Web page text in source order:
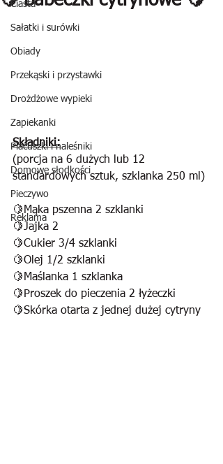
Ciasta
Sałatki i surówki
Obiady
Przekąski i przystawki
Drożdżowe wypieki
Zapiekanki
Placuszki i naleśniki
Domowe słodkości
Pieczywo
Reklama
Składniki:
(porcja na 6 dużych lub 12
standardowych sztuk, szklanka 250 ml)
🍋Mąka pszenna 2 szklanki
🍋Jajka 2
🍋Cukier 3/4 szklanki
🍋Olej 1/2 szklanki
🍋Maślanka 1 szklanka
🍋Proszek do pieczenia 2 łyżeczki
🍋Skórka otarta z jednej dużej cytryny